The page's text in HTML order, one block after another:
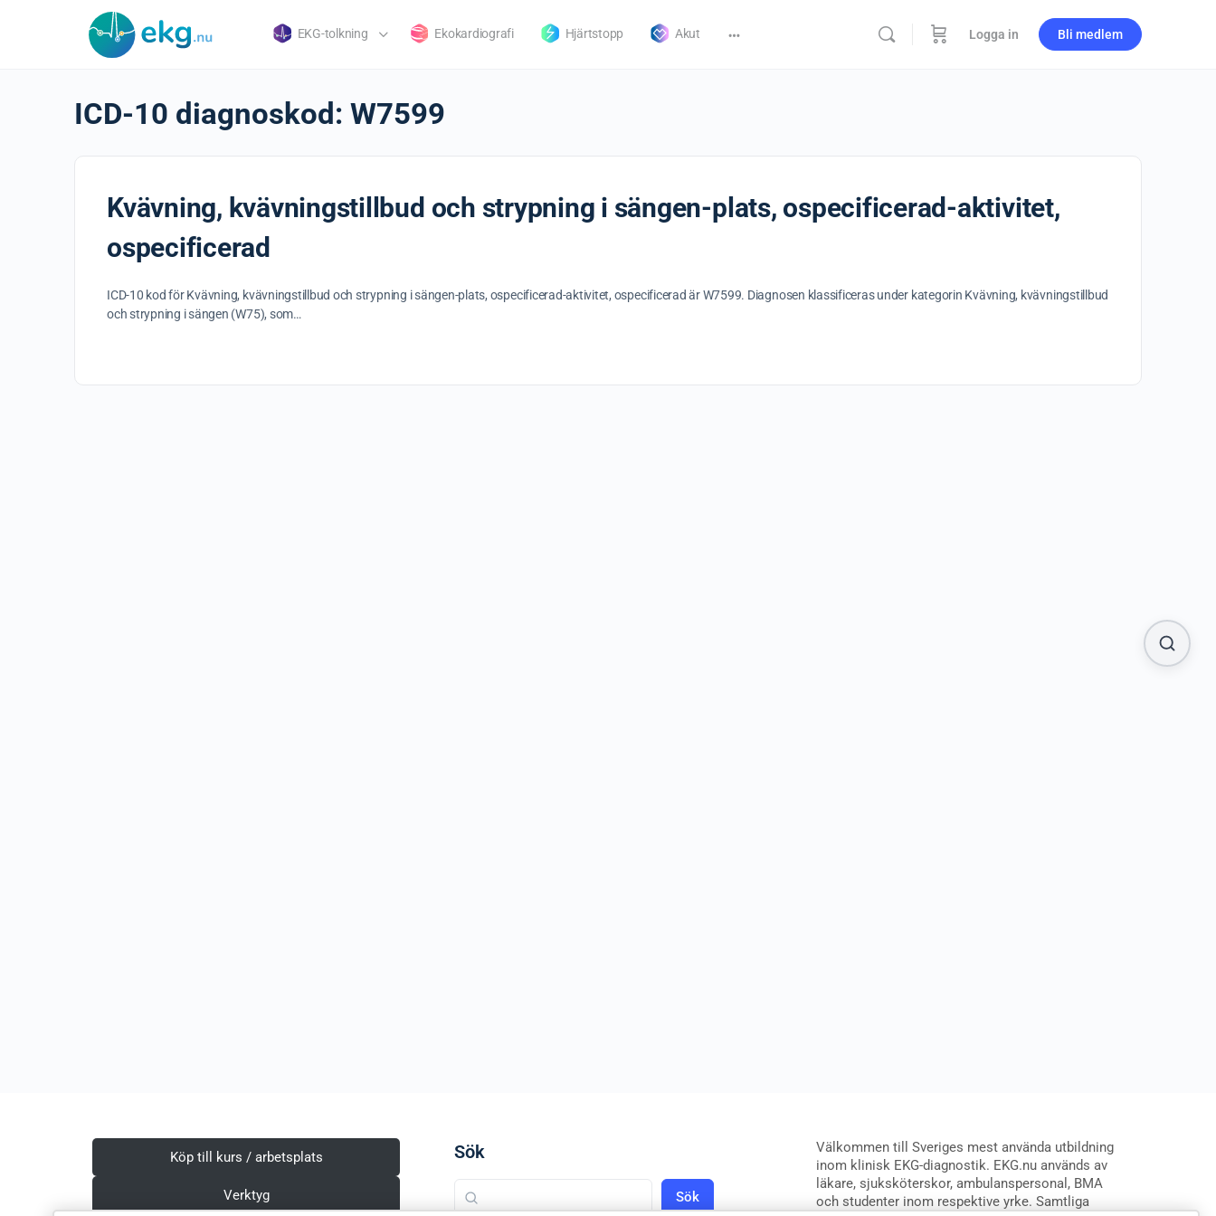
EKG-tolkning Ekokardiografi Hjärtstopp Akut Logga in Bli medlem
ICD-10 diagnoskod: W7599
Kvävning, kvävningstillbud och strypning i sängen-plats, ospecificerad-aktivitet,
ospecificerad
ICD-10 kod för Kvävning, kvävningstillbud och strypning i sängen-plats, ospecificerad-aktivitet, ospecificerad är W7599. Diagnosen klassificeras under kategorin Kvävning, kvävningstillbud
och strypning i sängen (W75), som…
Köp till kurs / arbetsplats
Verktyg
Sök
Sök
Välkommen till Sveriges mest använda utbildning
inom klinisk EKG-diagnostik. EKG.nu används av
läkare, sjuksköterskor, ambulanspersonal, BMA
och studenter inom respektive yrke. Samtliga